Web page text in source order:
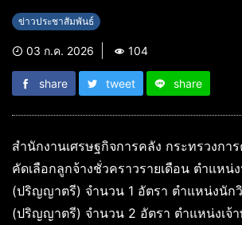
ข่าวประชาสัมพันธ์
03 ก.ค. 2026 104
share tweet share
สำนักงานเศรษฐกิจการคลัง กระทรวงกา
คัดเลือกลูกจ้างชั่วคราวรายเดือน ตำแห
(ปริญญาตรี) จำนวน 1 อัตรา ตำแหน่งนัก
(ปริญญาตรี) จำนวน 2 อัตรา ตำแหน่งเจ้